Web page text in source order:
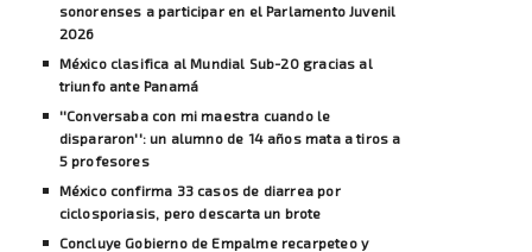
sonorenses a participar en el Parlamento Juvenil
2026
México clasifica al Mundial Sub-20 gracias al
triunfo ante Panamá
''Conversaba con mi maestra cuando le
dispararon'': un alumno de 14 años mata a tiros a
5 profesores
México confirma 33 casos de diarrea por
ciclosporiasis, pero descarta un brote
Concluye Gobierno de Empalme recarpeteo y